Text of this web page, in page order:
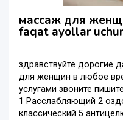
массаж для
faqat ayollar
здравствуйте дорогие
для женщин в любое
услугами звоните
1 Расслабляющий 2
классический 5